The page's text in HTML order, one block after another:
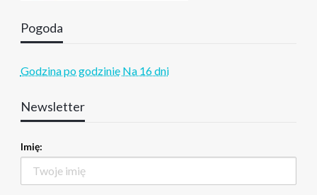
Pogoda
Godzina po godzinie Na 16 dni
Newsletter
Imię: